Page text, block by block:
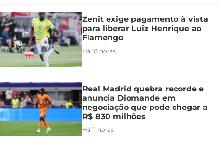
Zenit exige pagamento à vista
para liberar Luiz Henrique ao
Flamengo
Há 10 horas
Real Madrid quebra recorde e
anuncia Diomande em
negociação que pode chegar a
R$ 830 milhões
Há 11 horas